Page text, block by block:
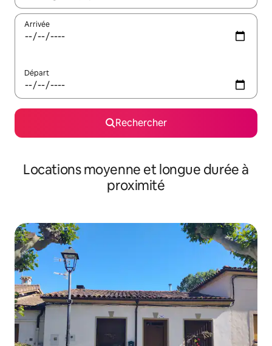
Arrivée
Départ
Rechercher
Locations moyenne et longue durée à
proximité